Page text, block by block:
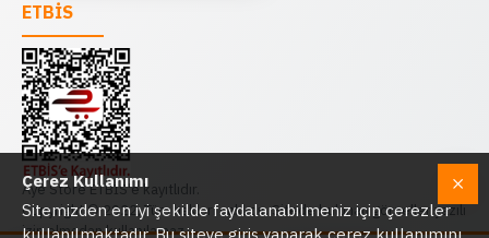
ETBİS
Aye Store ETBİS'e kayıtlıdır.
Copyright © 2022, Tüm hakları saklıdır. Sitede bulunan görseller yazılı
izin olmadan kullanılamaz.
Çerez Kullanımı
Sitemizden en iyi şekilde faydalanabilmeniz için çerezler